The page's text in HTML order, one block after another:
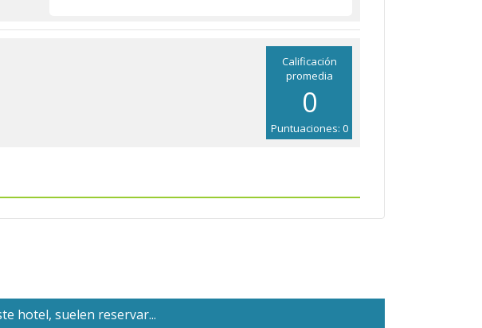
Calificación
promedia
0
Puntuaciones: 0
hotel, suelen reservar...